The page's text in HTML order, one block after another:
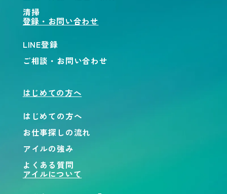
清掃
登録・お問い合わせ
LINE登録
ご相談・お問い合わせ
はじめての方へ
はじめての方へ
お仕事探しの流れ
アイルの強み
よくある質問
アイルについて